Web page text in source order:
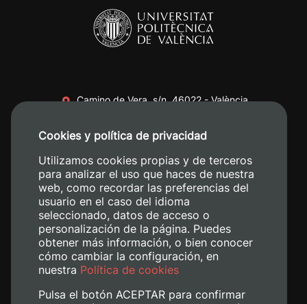
Camino de Vera, s/n. 46022 - València
+34 620 04 00 50
Cookies y política de privacidad
Utilizamos cookies propias y de terceros
para analizar el uso que haces de nuestra
web, como recordar las preferencias del
usuario en el caso del idioma
seleccionado, datos de acceso o
personalización de la página. Puedes
obtener más información, o bien conocer
cómo cambiar la configuración, en
nuestra Política de cookies
Pulsa el botón ACEPTAR para confirmar